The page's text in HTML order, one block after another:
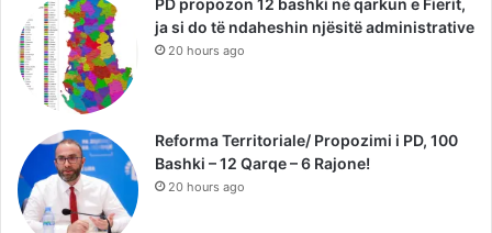
PD propozon 12 bashki në qarkun e Fierit,
ja si do të ndaheshin njësitë administrative
20 hours ago
Reforma Territoriale/ Propozimi i PD, 100
Bashki – 12 Qarqe – 6 Rajone!
20 hours ago